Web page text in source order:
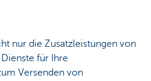
nur die Zusatzleistungen von
für Ihre
Versenden von